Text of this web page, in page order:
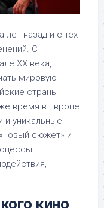
лет назад и с тех
С
XX века,
мировую
страны
время в Европе
и уникальные
сюжет» и
кино